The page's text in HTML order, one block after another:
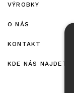
VÝROBKY
O NÁS
KONTAKT
KDE NÁS NAJDETE